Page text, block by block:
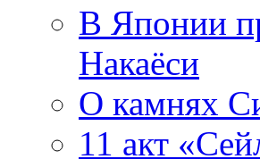
В Японии
Накаёси
О камнях
11 акт